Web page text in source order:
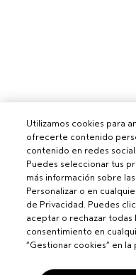
Utilizamos cookies para
ofrecerte contenido
contenido en redes
Puedes seleccionar tus
más información sobre
Personalizar o en
de Privacidad. Puedes
aceptar o rechazar todas
consentimiento en
“Gestionar cookies” en